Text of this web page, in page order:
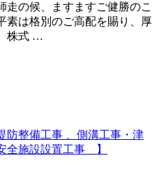
の候、ますますご健勝のこ
素は格別のご高配を賜り、厚
株式 …